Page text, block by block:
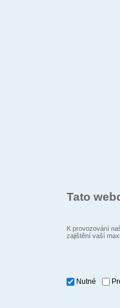
Tato
K provozování
zajištění vaší
Nutné